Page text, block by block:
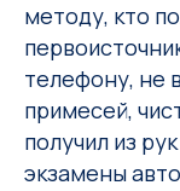
методу, кто
телефону, не
примесей,
получил из
экзамены